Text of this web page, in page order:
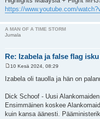
https://www.youtube.com/
A MAN OF A TIME STORM
Jumala
Re: Izabela ja false flag isku
e
10 Kesä 2024, 08:29
Izabela oli tauolla ja hän on
Dick Schoof - Uusi
Ensimmäinen koskee
kuin kansa äänesti.